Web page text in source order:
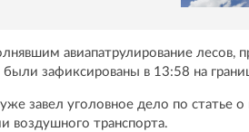
авиапатрулирование лесов,
зафиксированы в 13:58 на
завел уголовное дело по статье о
воздушного транспорта.